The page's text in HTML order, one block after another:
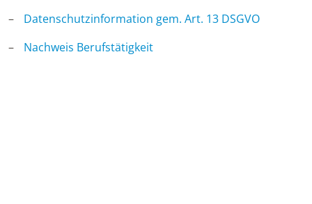
Datenschutzinformation gem. Art. 13 DSGVO
Nachweis Berufstätigkeit